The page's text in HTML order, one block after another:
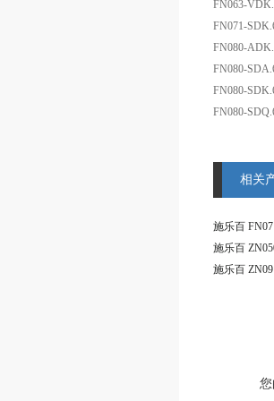
FN063-
FN071-
FN080-
FN080-
FN080-
FN080-
相关
施乐百
施乐百